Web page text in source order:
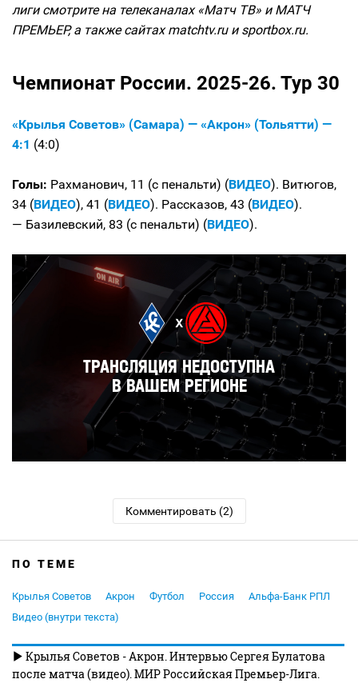
лиги смотрите на телеканалах «Матч ТВ» и МАТЧ
ПРЕМЬЕР, а также сайтах matchtv.ru и sportbox.ru.
Чемпионат России. 2025-26. Тур 30
«Крылья Советов» (Самара) — «Акрон» (Тольятти) —
4:1 (4:0)
Голы: Рахманович, 11 (с пенальти) (ВИДЕО). Витюгов,
34 (ВИДЕО), 41 (ВИДЕО). Рассказов, 43 (ВИДЕО).
— Базилевский, 83 (с пенальти) (ВИДЕО).
Комментировать (2)
ПО ТЕМЕ
Крылья Советов Акрон Футбол Россия
Альфа-Банк РПЛ
Видео (внутри текста)
Крылья Советов - Акрон. Интервью Сергея Булатова
после матча (видео). МИР Российская Премьер-Лига.